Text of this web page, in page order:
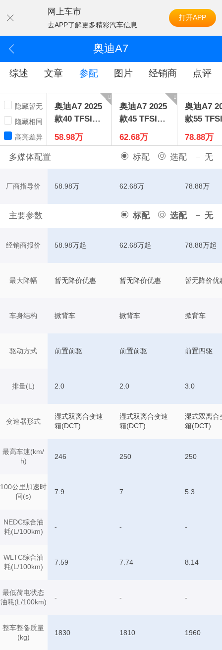
网上车市
去APP了解更多精彩汽车信息
打开APP
奥迪A7
综述 文章 参配 图片 经销商 点评
隐藏暂无
隐藏相同
高亮差异
奥迪A7 2025
款40 TFSI豪
58.98万
奥迪A7 2025
款45 TFSI臻
62.68万
奥迪A7
款55
uattro尊
78.88万
多媒体配置 标配 选配 无
厂商指导价
主要参数 标配 选配 无
经销商报价
最大降幅
车身结构
驱动方式
排量(L)
变速器形式
最高车速(km/
h)
100公里加速时
间(s)
NEDC综合油
耗(L/100km)
WLTC综合油
耗(L/100km)
最低荷电状态
油耗(L/100km)
整车整备质量
(kg)
58.98万 62.68万 78.88万
58.98万起 62.68万起 78.88万起
暂无降价优惠 暂无降价优惠 暂无降价优
掀背车 掀背车 掀背车
前置前驱 前置前驱 前置四驱
2.0 2.0 3.0
湿式双离合变速
箱(DCT)
湿式双离合变速
箱(DCT)
湿式双离合
箱(DCT)
246 250 250
7.9 7 5.3
- - -
7.59 7.74 8.14
- - -
1830 1810 1960